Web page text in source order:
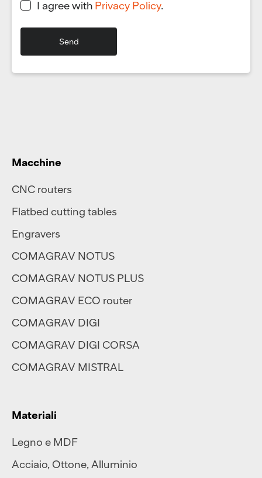
I agree with Privacy Policy.
Macchine
CNC routers
Flatbed cutting tables
Engravers
COMAGRAV NOTUS
COMAGRAV NOTUS PLUS
COMAGRAV ECO router
COMAGRAV DIGI
COMAGRAV DIGI CORSA
COMAGRAV MISTRAL
Materiali
Legno e MDF
Acciaio, Ottone, Alluminio